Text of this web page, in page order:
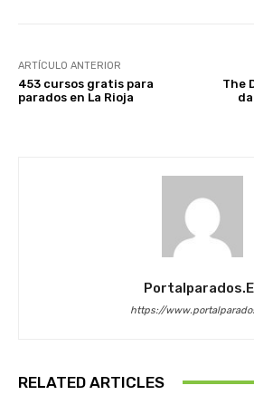
ARTÍCULO ANTERIOR
453 cursos gratis para
parados en La Rioja
The
https://
RELATED ARTICLES